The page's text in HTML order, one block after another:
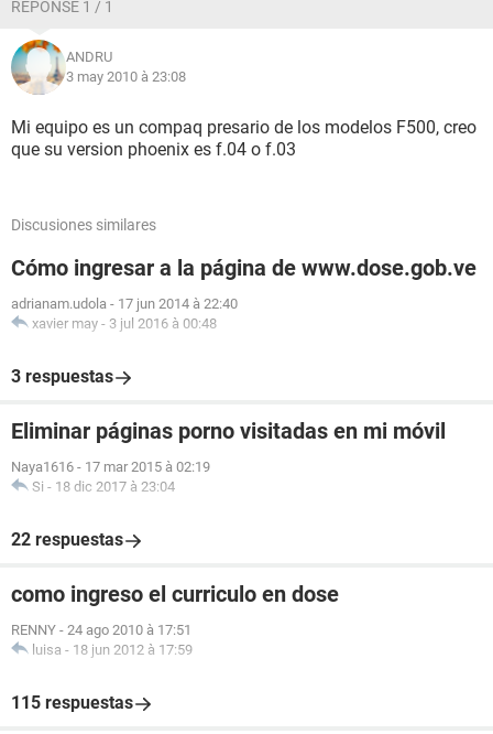
RÉPONSE 1 / 1
ANDRU
3 may 2010 à 23:08
Mi equipo es un compaq presario de los modelos F500, creo
que su version phoenix es f.04 o f.03
Discusiones similares
Cómo ingresar a la página de www.dose.gob.ve
adrianam.udola - 17 jun 2014 à 22:40
xavier may - 3 jul 2016 à 00:48
3 respuestas
Eliminar páginas porno visitadas en mi móvil
Naya1616 - 17 mar 2015 à 02:19
Si - 18 dic 2017 à 23:04
22 respuestas
como ingreso el curriculo en dose
RENNY - 24 ago 2010 à 17:51
luisa - 18 jun 2012 à 17:59
115 respuestas